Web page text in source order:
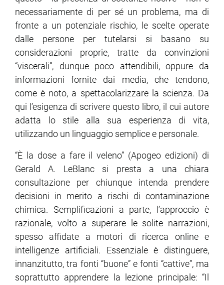
necessariamente di per sé un problema, ma di
fronte a un potenziale rischio, le scelte operate
dalle persone per tutelarsi si basano su
considerazioni proprie, tratte da convinzioni
“viscerali”, dunque poco attendibili, oppure da
informazioni fornite dai media, che tendono,
come è noto, a spettacolarizzare la scienza. Da
qui l’esigenza di scrivere questo libro, il cui autore
adatta lo stile alla sua esperienza di vita,
utilizzando un linguaggio semplice e personale.
“È la dose a fare il veleno” (Apogeo edizioni) di
Gerald A. LeBlanc si presta a una chiara
consultazione per chiunque intenda prendere
decisioni in merito a rischi di contaminazione
chimica. Semplificazioni a parte, l’approccio è
razionale, volto a superare le solite narrazioni,
spesso affidate a motori di ricerca online e
intelligenze artificiali. Essenziale è distinguere,
innanzitutto, tra fonti “buone” e fonti “cattive”, ma
soprattutto apprendere la lezione principale: “Il